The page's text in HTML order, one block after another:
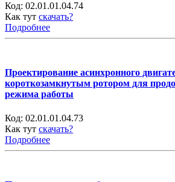
Код: 02.01.01.04.74
Как тут скачать?
Подробнее
Проектирование асинхронного
короткозамкнутым ротором для
режима работы
Код: 02.01.01.04.73
Как тут скачать?
Подробнее